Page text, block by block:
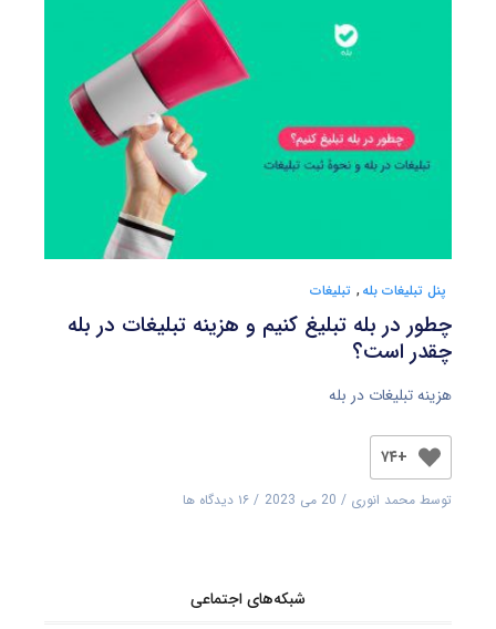
پنل تبلیغات بله , تبلیغات
چطور در بله تبلیغ کنیم و هزینه تبلیغات در بله
چقدر است؟
هزینه تبلیغات در بله
+۷۴
توسط محمد انوری 20 می 2023 ۱۶ دیدگاه ها
شبکه‌های اجتماعی